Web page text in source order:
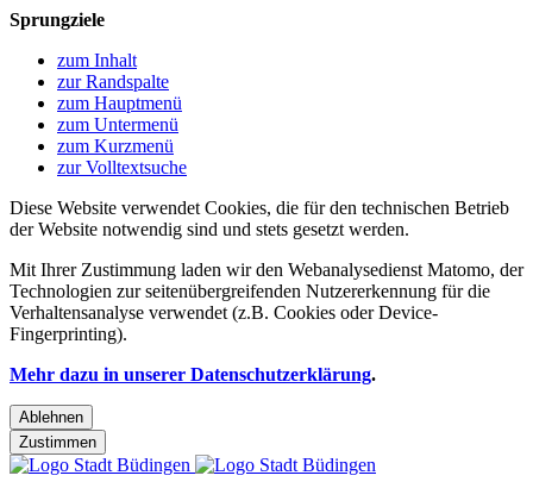
Sprungziele
zum Inhalt
zur Randspalte
zum Hauptmenü
zum Untermenü
zum Kurzmenü
zur Volltextsuche
Diese Website verwendet Cookies, die für den technischen Betrieb
der Website notwendig sind und stets gesetzt werden.
Mit Ihrer Zustimmung laden wir den Webanalysedienst Matomo, der
Technologien zur seitenübergreifenden Nutzererkennung für die
Verhaltensanalyse verwendet (z.B. Cookies oder Device-
Fingerprinting).
Mehr dazu in unserer Datenschutzerklärung.
Ablehnen
Zustimmen